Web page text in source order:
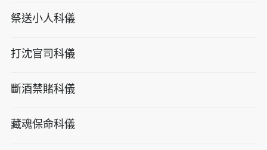
祭送小人科儀
打沈官司科儀
斷酒禁賭科儀
藏魂保命科儀